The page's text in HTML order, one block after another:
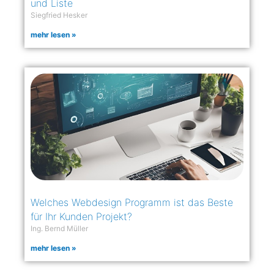
und Liste
Siegfried Hesker
mehr lesen »
Welches Webdesign Programm ist das Beste
für Ihr Kunden Projekt?
Ing. Bernd Müller
mehr lesen »